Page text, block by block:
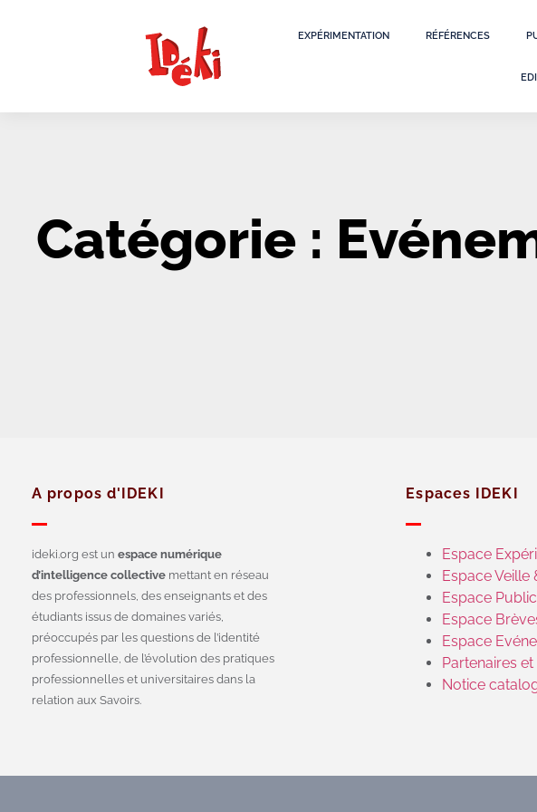
EXPÉRIMENTATION RÉFÉRENCES
Catégorie :
A propos d'IDEKI
ideki.org est un espace numérique
d’intelligence collective mettant en réseau
des professionnels, des enseignants et des
étudiants issus de domaines variés,
préoccupés par les questions de l’identité
professionnelle, de l’évolution des pratiques
professionnelles et universitaires dans la
relation aux Savoirs.
Espaces IDEKI
Espace
Espace Veille
Espace
Espace
Espace
Partenaires
Notice